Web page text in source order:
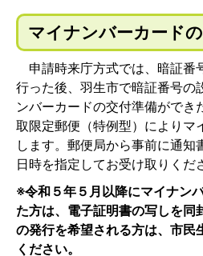
マイナンバーカード
申請時来庁方式では、暗証番
行った後、羽生市で暗証番号の
ンバーカードの交付準備ができ
取限定郵便（特例型）によりマ
します。郵便局から事前に通知
日時を指定してお受け取りくだ
※令和５年５月以降にマイナン
た方は、電子証明書の写しを同
の発行を希望される方は、市民
ください。